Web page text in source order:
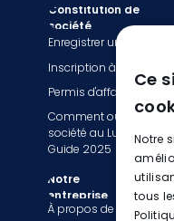
Constitution de
société
Notre
entreprise
À propos de nous
Enregistrer une société
Inscription à la TVA
Permis d'affaires
Comment ouvrir une
société au Luxembourg
Guide 2025
Ce
Notre
tous